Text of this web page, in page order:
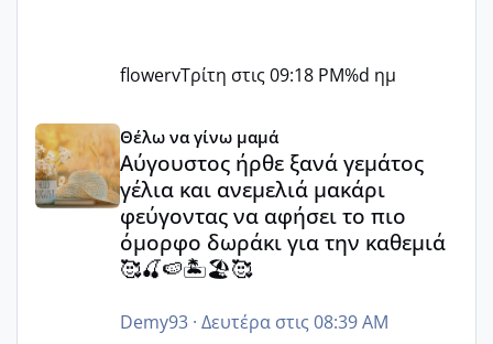
flowervΤρίτη στις 09:18 PM%d ημ
Αύγουστος ήρθε ξανά γεμάτος γέλια και ανεμελιά
Θέλω να γίνω μαμά
Αύγουστος ήρθε ξανά γεμάτος
γέλια και ανεμελιά μακάρι
φεύγοντας να αφήσει το πιο
όμορφο δωράκι για την καθεμιά
🥰🍒🍉🏝️🏖️🥰
Demy93· Δευτέρα στις 08:39 AM